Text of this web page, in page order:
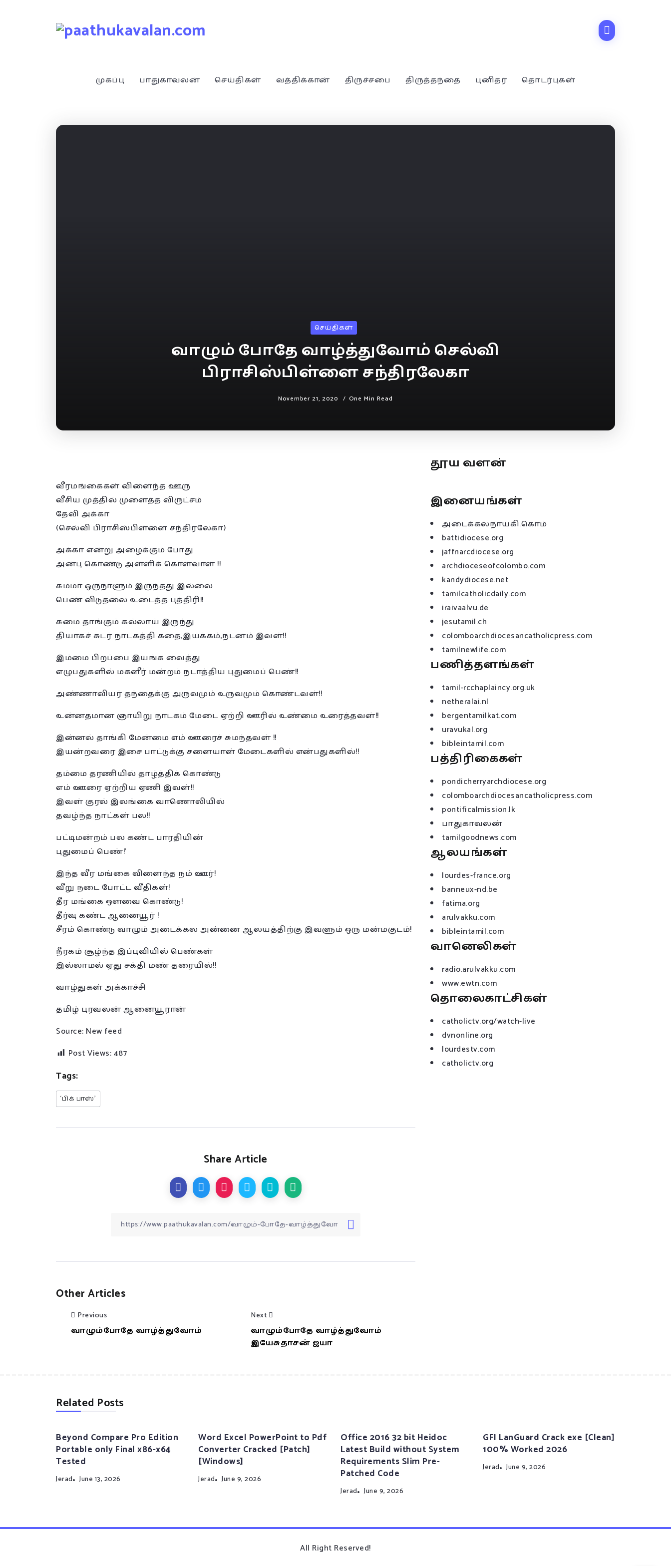
முகப்பு பாதுகாவலன் செய்திகள் வத்திக்கான் திருச்சபை திருத்தந்தை புனிதர் தொடர்புகள்
செய்திகள்
வாழும் போதே வாழ்த்துவோம் செல்வி
பிராசிஸ்பிள்ளை சந்திரலேகா
November 21, 2020 One Min Read
வீரமங்கைகள் விளைந்த ஊரு
வீசிய முத்தில் முளைத்த விருட்சம்
தேவி அக்கா
(செல்வி பிராசிஸ்பிள்ளை சந்திரலேகா)
அக்கா என்று அழைக்கும் போது
அன்பு கொண்டு அள்ளிக் கொள்வாள் !!
சும்மா ஒருநாளும் இருந்தது இல்லை
பெண் விடுதலை உடைத்த புத்திரி!!
சுமை தாங்கும் கல்லாய் இருந்து
தியாகச் சுடர் நாடகத்தி கதை,இயக்கம்,நடனம் இவள்!!
இம்மை பிறப்பை இயங்க வைத்து
எழுபதுகளில் மகளீர் மன்றம் நடாத்திய புதுமைப் பெண்!!
அண்ணாவியர் தந்தைக்கு அருவமும் உருவமும் கொண்டவள்!!
உன்னதமான ஞாயிறு நாடகம் மேடை ஏற்றி ஊரில் உண்மை உரைத்தவள்!!
இன்னல் தாங்கி மேன்மை எம் ஊரைச் சுமந்தவள் !!
இயன்றவரை இசை பாட்டுக்கு சளையாள் மேடைகளில் என்பதுகளில்!!
தம்மை தரணியில் தாழ்த்திக் கொண்டு
எம் ஊரை ஏற்றிய ஏணி இவள்!!
இவள் குரல் இலங்கை வாணொலியில்
தவழ்ந்த நாட்கள் பல!!
பட்டிமன்றம் பல கண்ட பாரதியின்
புதுமைப் பெண்!’
இந்த வீர மங்கை விளைந்த நம் ஊர்!
வீறு நடை போட்ட வீதிகள்!
தீர மங்கை ஔவை கொண்டு!
தீர்வு கண்ட ஆனையூர் !
சீரம் கொண்டு வாழும் அடைக்கல அன்னை ஆலயத்திற்கு இவளும் ஒரு மன்மகுடம்!
நீரகம் சூழ்ந்த இப்புவியில் பெண்கள்
இல்லாமல் ஏது சக்தி மண் தரையில்!!
வாழ்துகள் அக்காச்சி
தமிழ் புரவலன் ஆனையூரான்
Source: New feed
Post Views:487
Tags:
‘பிக் பாஸ்’
Share Article
Other Articles
Previous
வாழும்போதே வாழ்த்துவோம்
Next
வாழும்போதே வாழ்த்துவோம்
இயேசுதாசன் ஜயா
தூய வளன்
இனையங்கள்
அடைக்கலநாயகி.கொம்
battidiocese.org
jaffnarcdiocese.org
archdioceseofcolombo.com
kandydiocese.net
tamilcatholicdaily.com
iraivaalvu.de
jesutamil.ch
colomboarchdiocesancatholicpress.com
tamilnewlife.com
பணித்தளங்கள்
tamil-rcchaplaincy.org.uk
netheralai.nl
bergentamilkat.com
uravukal.org
bibleintamil.com
பத்திரிகைகள்
pondicherryarchdiocese.org
colomboarchdiocesancatholicpress.com
pontificalmission.lk
பாதுகாவலன்
tamilgoodnews.com
ஆலயங்கள்
lourdes-france.org
banneux-nd.be
fatima.org
arulvakku.com
bibleintamil.com
வானெலிகள்
radio.arulvakku.com
www.ewtn.com
தொலைகாட்சிகள்
catholictv.org/watch-live
dvnonline.org
lourdestv.com
catholictv.org
Related Posts
Beyond Compare Pro Edition
Portable only Final x86-x64
Tested
Jerad June 13, 2026
Word Excel PowerPoint to Pdf
Converter Cracked [Patch]
[Windows]
Jerad June 9, 2026
Office 2016 32 bit Heidoc
Latest Build without System
Requirements Slim Pre-
Patched Code
Jerad June 9, 2026
GFI LanGuard Crack exe [Clean]
100% Worked 2026
Jerad June 9, 2026
All Right Reserved!